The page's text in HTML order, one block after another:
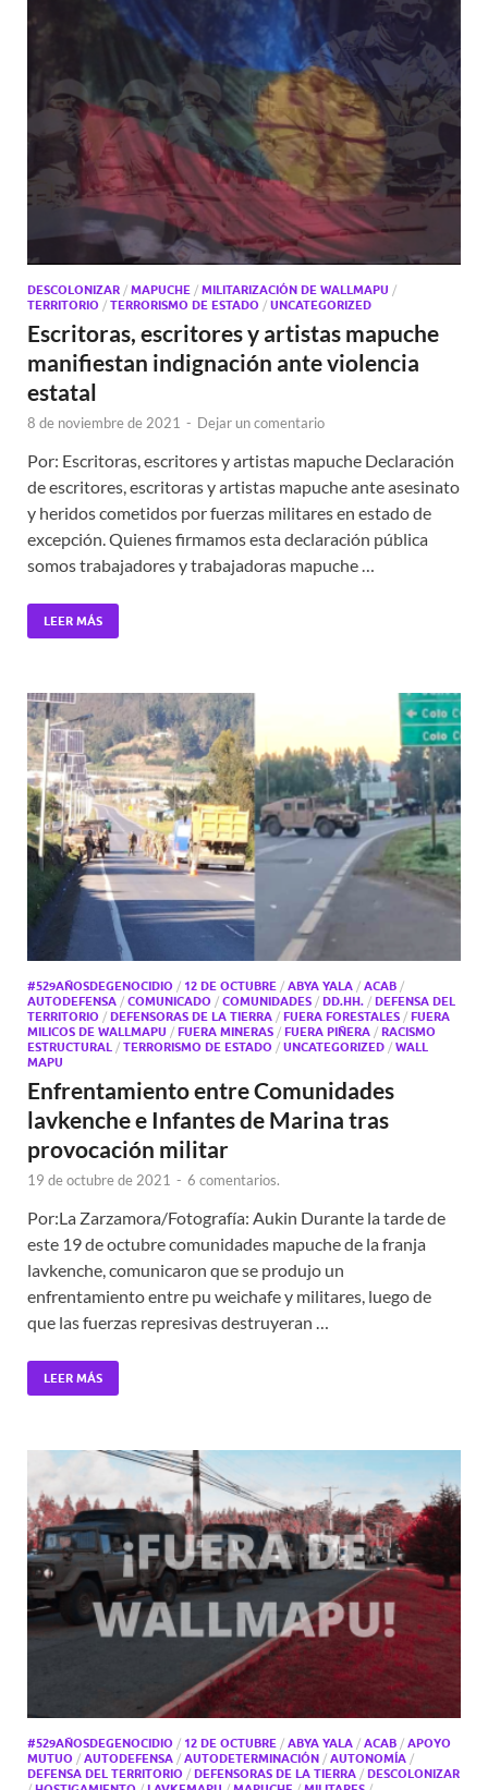
DESCOLONIZAR / MAPUCHE / MILITARIZACIÓN DE WALLMAPU /
TERRITORIO / TERRORISMO DE ESTADO / UNCATEGORIZED
Escritoras, escritores y artistas mapuche
manifiestan indignación ante violencia
estatal
8 de noviembre de 2021 - Dejar un comentario
Por: Escritoras, escritores y artistas mapuche Declaración
de escritores, escritoras y artistas mapuche ante asesinato
y heridos cometidos por fuerzas militares en estado de
excepción. Quienes firmamos esta declaración pública
somos trabajadores y trabajadoras mapuche …
LEER MÁS
#529AÑOSDEGENOCIDIO / 12 DE OCTUBRE / ABYA YALA / ACAB /
AUTODEFENSA / COMUNICADO / COMUNIDADES / DD.HH. / DEFENSA DEL
TERRITORIO / DEFENSORAS DE LA TIERRA / FUERA FORESTALES / FUERA
MILICOS DE WALLMAPU / FUERA MINERAS / FUERA PIÑERA / RACISMO
ESTRUCTURAL / TERRORISMO DE ESTADO / UNCATEGORIZED / WALL
MAPU
Enfrentamiento entre Comunidades
lavkenche e Infantes de Marina tras
provocación militar
19 de octubre de 2021 - 6 comentarios.
Por:La Zarzamora/Fotografía: Aukin Durante la tarde de
este 19 de octubre comunidades mapuche de la franja
lavkenche, comunicaron que se produjo un
enfrentamiento entre pu weichafe y militares, luego de
que las fuerzas represivas destruyeran …
LEER MÁS
#529AÑOSDEGENOCIDIO / 12 DE OCTUBRE / ABYA YALA / ACAB / APOYO
MUTUO / AUTODEFENSA / AUTODETERMINACIÓN / AUTONOMÍA /
DEFENSA DEL TERRITORIO / DEFENSORAS DE LA TIERRA / DESCOLONIZAR